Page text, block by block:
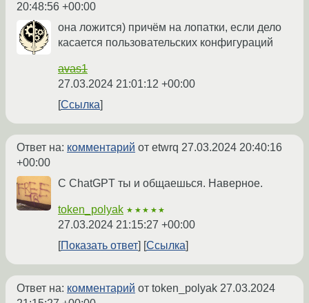
20:48:56 +00:00
она ложится) причём на лопатки, если дело
касается пользовательских конфигураций
avas1
27.03.2024 21:01:12 +00:00
Ссылка
Ответ на: комментарий от etwrq 27.03.2024 20:40:16
+00:00
С ChatGPT ты и общаешься. Наверное.
token_polyak ★★★★★
27.03.2024 21:15:27 +00:00
Показать ответ
Ссылка
Ответ на: комментарий от token_polyak 27.03.2024